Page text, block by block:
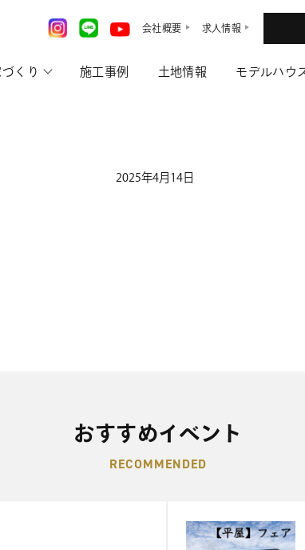
会社概要 求人情報
くり 施工事例 土地情報 モデルハウ
2025年4月14日
おすすめイベント
RECOMMENDED